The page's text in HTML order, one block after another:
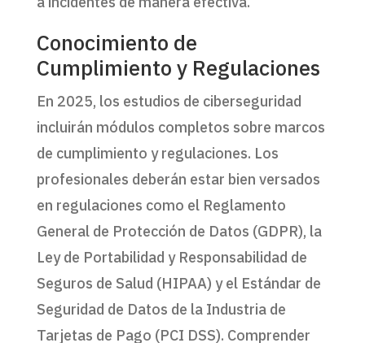
Conocimiento de
Cumplimiento y Regulaciones
En 2025, los estudios de ciberseguridad
incluirán módulos completos sobre marcos
de cumplimiento y regulaciones. Los
profesionales deberán estar bien versados
en regulaciones como el Reglamento
General de Protección de Datos (GDPR), la
Ley de Portabilidad y Responsabilidad de
Seguros de Salud (HIPAA) y el Estándar de
Seguridad de Datos de la Industria de
Tarjetas de Pago (PCI DSS). Comprender